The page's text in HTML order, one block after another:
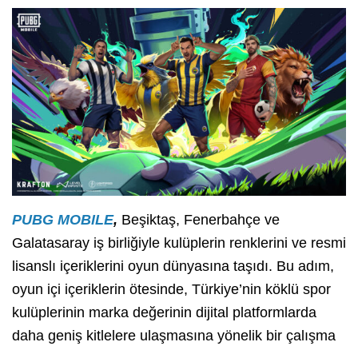
PUBG MOBILE, Beşiktaş, Fenerbahçe ve
Galatasaray iş birliğiyle kulüplerin renklerini ve resmi
lisanslı içeriklerini oyun dünyasına taşıdı. Bu adım,
oyun içi içeriklerin ötesinde, Türkiye’nin köklü spor
kulüplerinin marka değerinin dijital platformlarda
daha geniş kitlelere ulaşmasına yönelik bir çalışma